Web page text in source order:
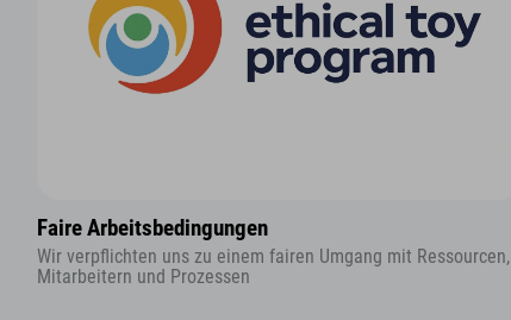
Faire Arbeitsbedingungen
Wir verpflichten uns zu einem fairen Umgang mit Ressourcen,
Mitarbeitern und Prozessen